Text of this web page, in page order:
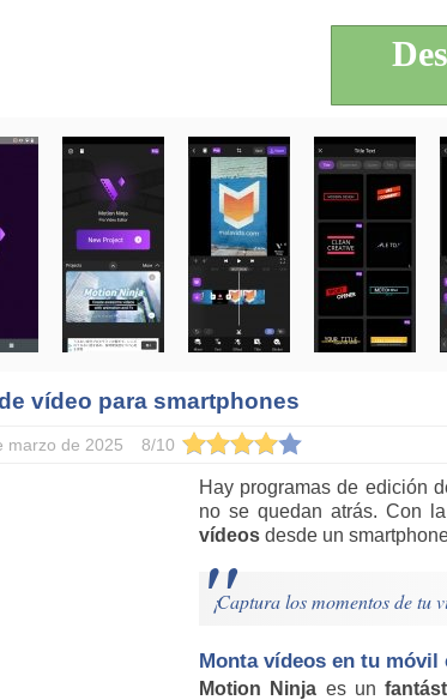
vídeo para smartphones
marzo de 2025 8/10
Hay programas de edición
no se quedan atrás. Con
vídeos desde un
¡Captura los momentos de tu
Monta vídeos en tu móvil
Motion Ninja es un